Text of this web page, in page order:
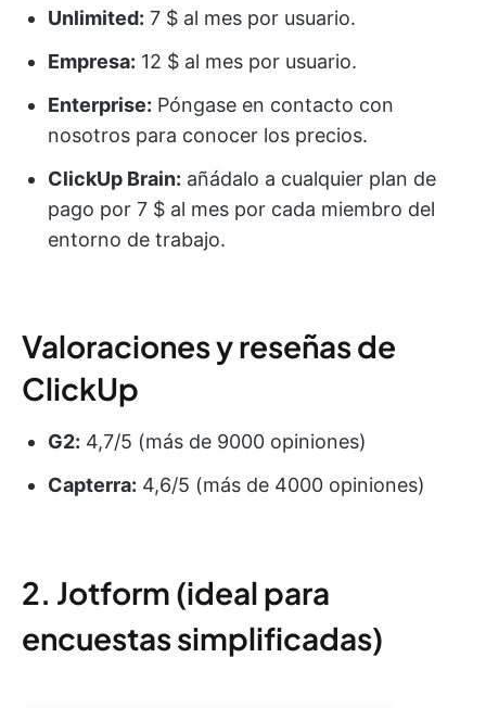
Unlimited: 7 $ al mes por usuario.
Empresa: 12 $ al mes por usuario.
Enterprise: Póngase en contacto con
nosotros para conocer los precios.
ClickUp Brain: añádalo a cualquier plan de
pago por 7 $ al mes por cada miembro del
entorno de trabajo.
Valoraciones y reseñas de
ClickUp
G2: 4,7/5 (más de 9000 opiniones)
Capterra: 4,6/5 (más de 4000 opiniones)
2. Jotform (ideal para
encuestas simplificadas)